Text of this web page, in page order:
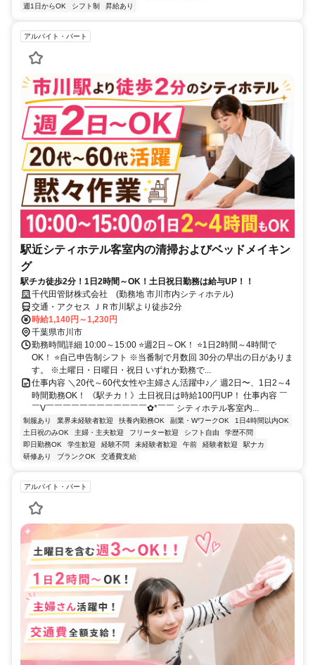
週1日からOK シフト制 昇給あり
アルバイト・パート
駅近シティホテル客室内の清掃およびベッドメイキン
グ
駅チカ徒歩2分！1日2時間～OK！土日祝日勤務は給与UP！！
千代田管財株式会社 (勤務地 市川市内シティホテル)
交通・アクセス ＪＲ市川駅より徒歩2分
時給1,140円～1,230円
千葉県市川市
勤務時間詳細 10:00～15:00 ⭐週2日～OK！ ⭐1日2時間～4時間で
OK！ ⭐自己申告制シフト ※当番制で月数回 30分の早出の日がありま
す。 ※土曜日・日曜日・祝日 いずれか勤務で...
仕事内容 ＼20代～60代女性や主婦さん活躍中♪／ 週2日〜、1日2～4
時間勤務OK！ 《駅チカ！》土日祝日は時給100円UP！ 仕事内容 ￣
￣V￣￣￣￣￣￣￣￣￣￣￣￣✿*￣￣ シティホテル客室内...
制服あり 業界未経験者歓迎 扶養内勤務OK 副業・WワークOK
1日4時間以内OK
土日祝のみOK
主婦・主夫歓迎 フリーター歓迎 シフト自由
学歴不問
即日勤務OK
学生歓迎 経験不問 未経験者歓迎 午前 経験者歓迎
駅ナカ
研修あり
ブランクOK 交通費支給
アルバイト・パート